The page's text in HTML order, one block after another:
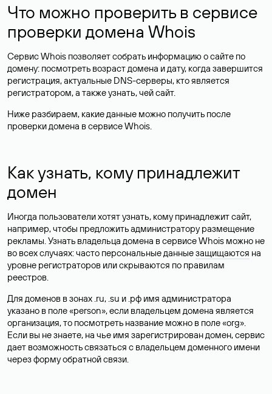
Что можно проверить в сервисе
проверки домена Whois
Сервис Whois позволяет собрать информацию о сайте по
домену: посмотреть возраст домена и дату, когда завершится
регистрация, актуальные DNS-серверы, кто является
регистратором, а также узнать, чей сайт.
Ниже разбираем, какие данные можно получить после
проверки домена в сервисе Whois.
Как узнать, кому принадлежит
домен
Иногда пользователи хотят узнать, кому принадлежит сайт,
например, чтобы предложить администратору размещение
рекламы. Узнать владельца домена в сервисе Whois можно не
во всех случаях: часто персональные данныезащищаются на
уровне регистраторов или скрываются по правилам
реестров.
Для доменов в зонах .ru, .su и .рф имя администратора
указано в поле «person», если владельцем домена является
организация, то посмотреть название можно в поле «org».
Если вы не знаете, на чье имя зарегистрирован домен, сервис
дает возможность связаться с владельцем доменного имени
через форму обратной связи.